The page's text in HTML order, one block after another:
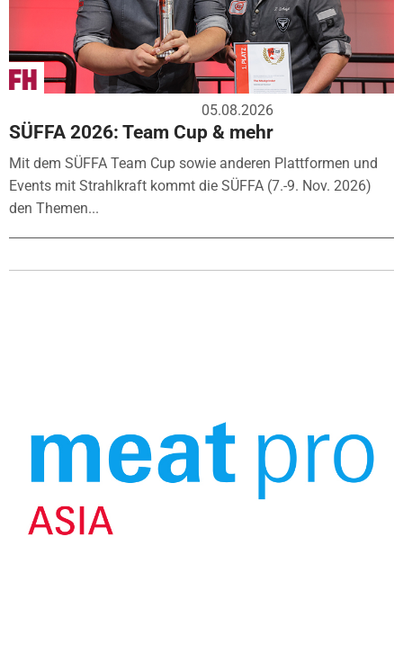
05.08.2026
SÜFFA 2026: Team Cup & mehr
Mit dem SÜFFA Team Cup sowie anderen Plattformen und
Events mit Strahlkraft kommt die SÜFFA (7.-9. Nov. 2026)
den Themen...